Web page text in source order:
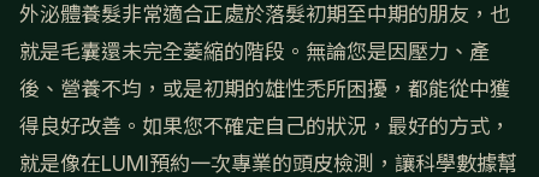
外泌體養髮非常適合正處於落髮初期至中期的朋友，也
就是毛囊還未完全萎縮的階段。無論您是因壓力、產
後、營養不均，或是初期的雄性禿所困擾，都能從中獲
得良好改善。如果您不確定自己的狀況，最好的方式，
就是像在LUMI預約一次專業的頭皮檢測，讓科學數據幫